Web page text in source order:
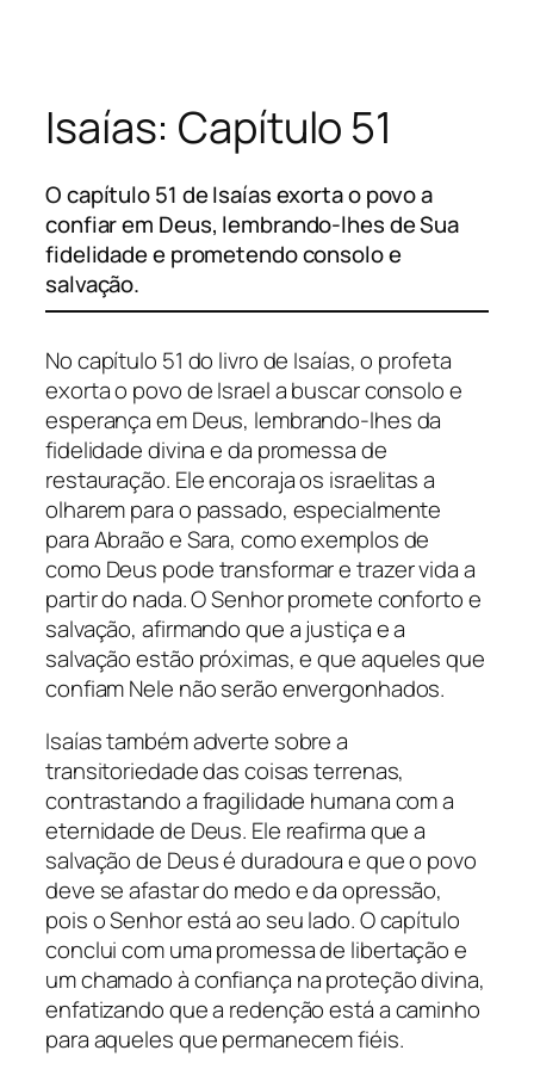
conteúdo
Isaías: Capítulo 51
O capítulo 51 de Isaías exorta o povo a
confiar em Deus, lembrando-lhes de Sua
fidelidade e prometendo consolo e
salvação.
No capítulo 51 do livro de Isaías, o profeta
exorta o povo de Israel a buscar consolo e
esperança em Deus, lembrando-lhes da
fidelidade divina e da promessa de
restauração. Ele encoraja os israelitas a
olharem para o passado, especialmente
para Abraão e Sara, como exemplos de
como Deus pode transformar e trazer vida a
partir do nada. O Senhor promete conforto e
salvação, afirmando que a justiça e a
salvação estão próximas, e que aqueles que
confiam Nele não serão envergonhados.
Isaías também adverte sobre a
transitoriedade das coisas terrenas,
contrastando a fragilidade humana com a
eternidade de Deus. Ele reafirma que a
salvação de Deus é duradoura e que o povo
deve se afastar do medo e da opressão,
pois o Senhor está ao seu lado. O capítulo
conclui com uma promessa de libertação e
um chamado à confiança na proteção divina,
enfatizando que a redenção está a caminho
para aqueles que permanecem fiéis.